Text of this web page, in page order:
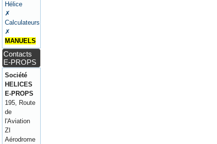
Hélice
✗
Calculateurs
✗
MANUELS
Contacts
E-PROPS
Société
HELICES
E-PROPS
195, Route
de
l'Aviation
ZI
Aérodrome